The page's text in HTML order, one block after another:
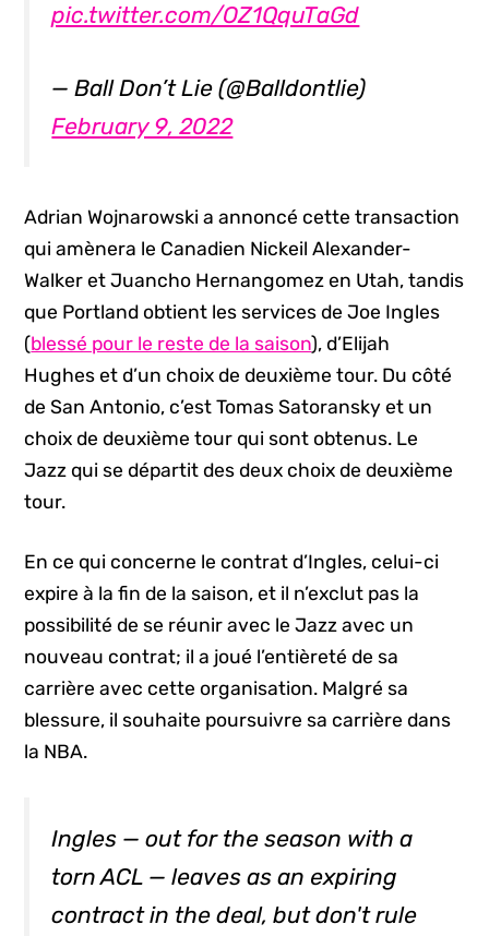
pic.twitter.com/OZ1QquTaGd
— Ball Don’t Lie (@Balldontlie)
February 9, 2022
Adrian Wojnarowski a annoncé cette transaction
qui amènera le Canadien Nickeil Alexander-
Walker et Juancho Hernangomez en Utah, tandis
que Portland obtient les services de Joe Ingles
(blessé pour le reste de la saison), d’Elijah
Hughes et d’un choix de deuxième tour. Du côté
de San Antonio, c’est Tomas Satoransky et un
choix de deuxième tour qui sont obtenus. Le
Jazz qui se départit des deux choix de deuxième
tour.
En ce qui concerne le contrat d’Ingles, celui-ci
expire à la fin de la saison, et il n’exclut pas la
possibilité de se réunir avec le Jazz avec un
nouveau contrat; il a joué l’entièreté de sa
carrière avec cette organisation. Malgré sa
blessure, il souhaite poursuivre sa carrière dans
la NBA.
Ingles — out for the season with a
torn ACL — leaves as an expiring
contract in the deal, but don't rule